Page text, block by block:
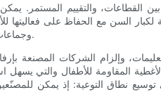
القطاعات، والتقييم المستمر.
السن مع الحفاظ على
وجماعات المناصرة يضمن تنسيق الجهود والموارد اللازمة للمبادرات التعليمية واسعة النطاق.
وإلزام الشركات المصنعة
المقاومة للأطفال والتي يسهل
نطاق التوعية: إذ يمكن